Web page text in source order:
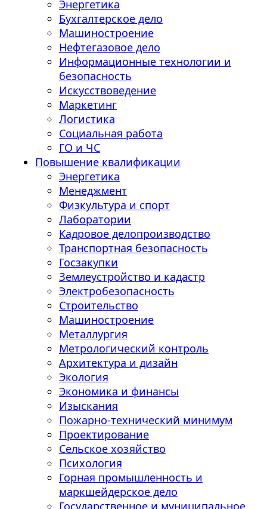
Энергетика
Бухгалтерское дело
Машиностроение
Нефтегазовое дело
Информационные технологии и
безопасность
Искусствоведение
Маркетинг
Логистика
Социальная работа
ГО и ЧС
Повышение квалификации
Энергетика
Менеджмент
Физкультура и спорт
Лаборатории
Кадровое делопроизводство
Транспортная безопасность
Госзакупки
Землеустройство и кадастр
Электробезопасность
Строительство
Машиностроение
Металлургия
Метрологический контроль
Архитектура и дизайн
Экология
Экономика и финансы
Изыскания
Пожарно-технический минимум
Проектирование
Сельское хозяйство
Психология
Горная промышленность и
маркшейдерское дело
Государственное и муниципальное